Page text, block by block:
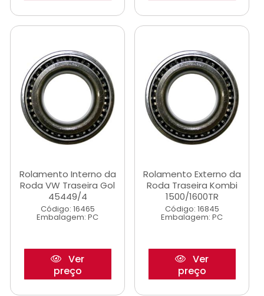
Rolamento Interno da
Roda VW Traseira Gol
45449/4
Código: 16465
Embalagem: PC
Ver
preço
Rolamento Externo da
Roda Traseira Kombi
1500/1600TR
Código: 16845
Embalagem: PC
Ver
preço